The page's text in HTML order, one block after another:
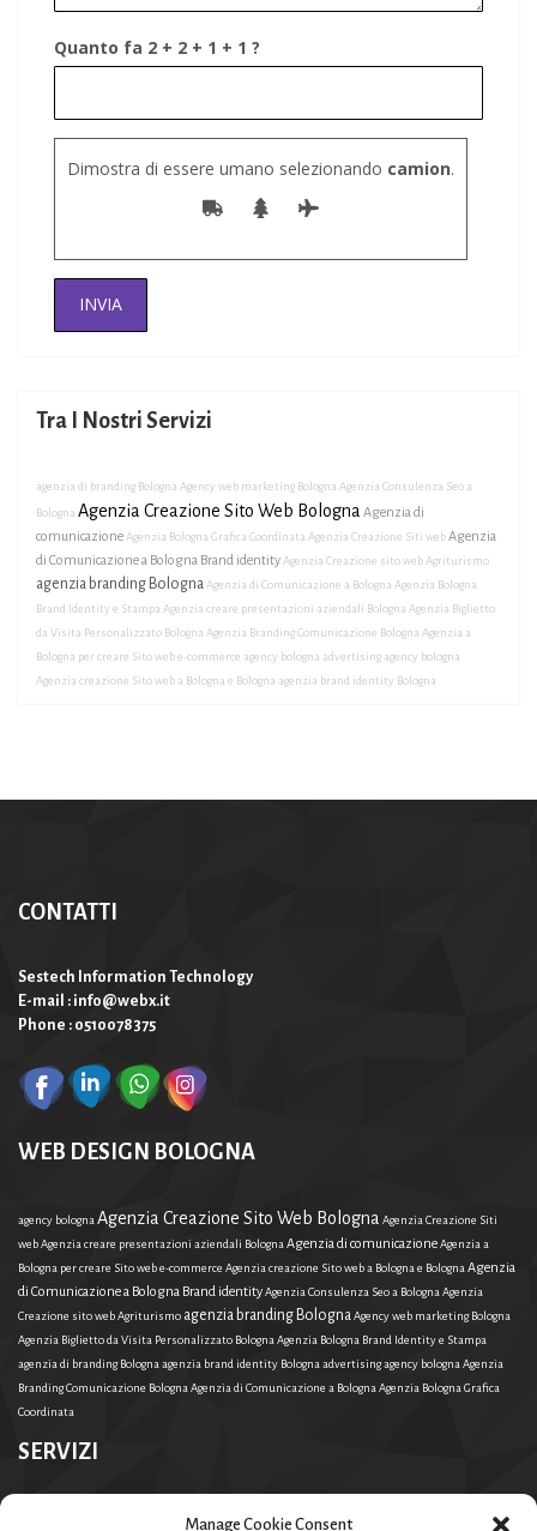
Manage Cookie Consent
Quanto fa 2 + 2 + 1 + 1 ?
Dimostra di essere umano selezionando camion.
Tra I Nostri Servizi
agenzia di branding Bologna Agency web marketing Bologna Agenzia Consulenza Seo a
Bologna Agenzia Creazione Sito Web Bologna Agenzia di
comunicazione Agenzia Bologna Grafica Coordinata Agenzia Creazione Siti webAgenzia
di Comunicazione a Bologna Brand identity Agenzia Creazione sito web Agriturismo
agenzia branding Bologna Agenzia di Comunicazione a Bologna Agenzia Bologna
Brand Identity e Stampa Agenzia creare presentazioni aziendali Bologna Agenzia Biglietto
da Visita Personalizzato Bologna Agenzia Branding Comunicazione Bologna Agenzia a
Bologna per creare Sito web e-commerce agency bologna advertising agency bologna
Agenzia creazione Sito web a Bologna e Bologna agenzia brand identity Bologna
CONTATTI
Sestech Information Technology
E-mail : info@webx.it
Phone : 0510078375
WEB DESIGN BOLOGNA
agency bologna Agenzia Creazione Sito Web Bologna Agenzia Creazione Siti
webAgenzia creare presentazioni aziendali Bologna Agenzia di comunicazioneAgenzia a
Bologna per creare Sito web e-commerce Agenzia creazione Sito web a Bologna e Bologna Agenzia
di Comunicazione a Bologna Brand identityAgenzia Consulenza Seo a Bologna Agenzia
Creazione sito web Agriturismo agenzia branding BolognaAgency web marketing Bologna
Agenzia Biglietto da Visita Personalizzato Bologna Agenzia Bologna Brand Identity e Stampa
agenzia di branding Bologna agenzia brand identity Bologna advertising agency bologna Agenzia
Branding Comunicazione Bologna Agenzia di Comunicazione a Bologna Agenzia Bologna Grafica
Coordinata
SERVIZI
Agenzia Consulenza Seo a Bologna